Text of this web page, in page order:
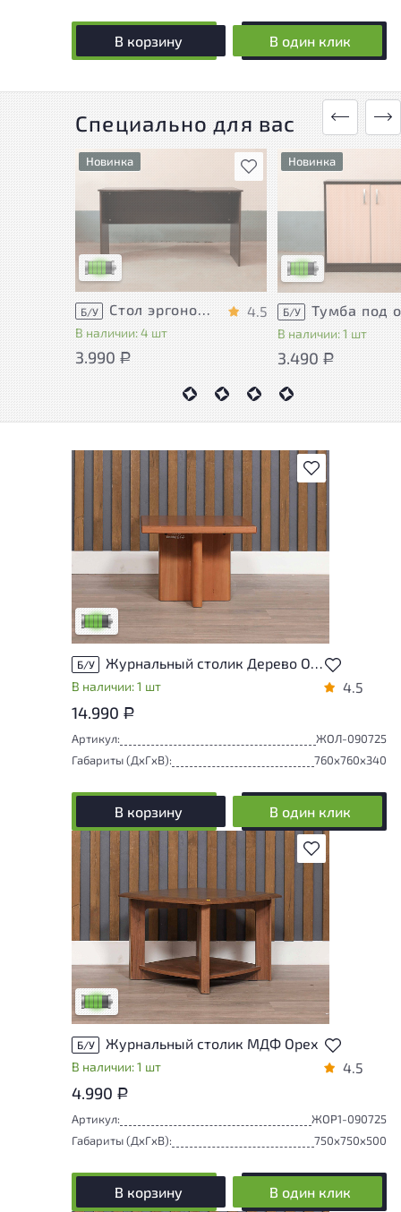
В корзину В один клик
Специально для вас
В избранное
Новинка
У товара присутствуют
незначительные следы
эксплуатации, не влияющие
на удобство его
Низкая степень износа
Б/У Стол эргономичный ЛДСП Венге
В наличии: 4 шт
4.5
3.990 Р
Новинка
У товара
незначительные
эксплуатации, не
Низкая степень
Б/У
В наличии: 1 шт
3.490 Р
В избранное
У товара присутствуют незначительные
следы эксплуатации, не влияющие на
удобство его использования
Низкая степень износа
Б/У Журнальный столик Дерево Ольха
В наличии: 1 шт 4.5
14.990 Р
Артикул:
ЖОЛ-090725
Габариты (ДxГxВ):
760x760x340
В корзину В один клик
В избранное
У товара присутствуют незначительные
следы эксплуатации, не влияющие на
удобство его использования
Низкая степень износа
Б/У Журнальный столик МДФ Орех
В наличии: 1 шт 4.5
4.990 Р
Артикул:
ЖОР1-090725
Габариты (ДxГxВ):
750x750x500
В корзину В один клик